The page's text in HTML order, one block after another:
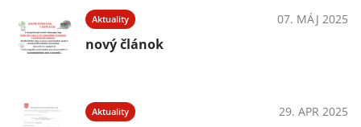
Aktuality 07. MÁJ 2025
nový článok
Aktuality 29. APR 2025